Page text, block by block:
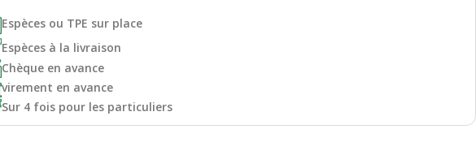
Espèces ou TPE sur place
Espèces à la livraison
Chèque en avance
virement en avance
Sur 4 fois pour les particuliers